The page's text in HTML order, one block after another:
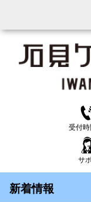
受付時
サ
新着情報